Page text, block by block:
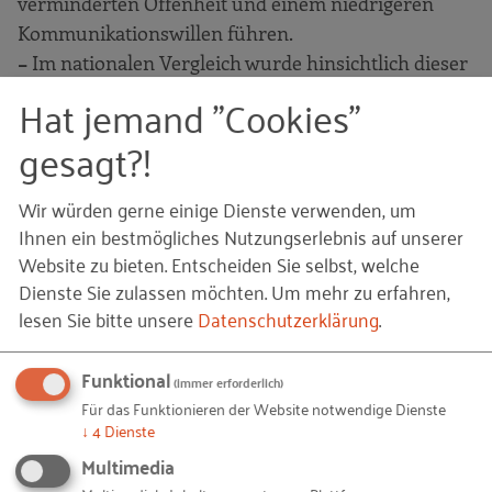
Kommunikationswillen führen.
− Im nationalen Vergleich wurde hinsichtlich dieser
Startup-Community – wie jener in der
Bundeshauptstadt – deutlich. Da in Berlin eine viel
höhere Anzahl an Startups vorzufinden ist, seien
dort in den letzten Jahren vermehrt spezialisierte
Dienstleister mit Fokus auf junge Unternehmen
entstanden. Der Rhein-Main-Region wird hier ein
Nachholbedarf attestiert.
Die Startup-Perspektive nach Kompetenzfeldern
Aus Sicht derFintech
Beraterszene im Segment der Finanztechnologien
Hat jemand "Cookies"
gesagt?!
Wir würden gerne einige Dienste verwenden, um
Ihnen ein bestmögliches Nutzungserlebnis auf unserer
Website zu bieten. Entscheiden Sie selbst, welche
Dienste Sie zulassen möchten.Um mehr zu erfahren,
lesen Sie bitte unsereDatenschutzerklärung.
Funktional(immer erforderlich)
Für das Funktionieren der Website notwendige Dienste
↓ 4Dienste
Multimedia